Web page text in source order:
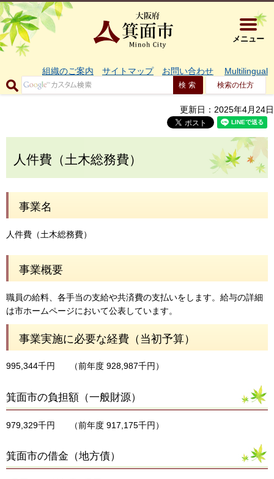
大阪府箕
メニュー
組織のご案内 サイトマップ お問い合わせ Multilingual
検索の仕方
更新日：2025年4月24日
人件費（土木総務費）
事業名
人件費（土木総務費）
事業概要
職員の給料、各手当の支給や共済費の支払いをします。給与の詳細
は市ホームページにおいて公表しています。
事業実施に必要な経費（当初予算）
995,344千円 （前年度 928,987千円）
箕面市の負担額（一般財源）
979,329千円 （前年度 917,175千円）
箕面市の借金（地方債）